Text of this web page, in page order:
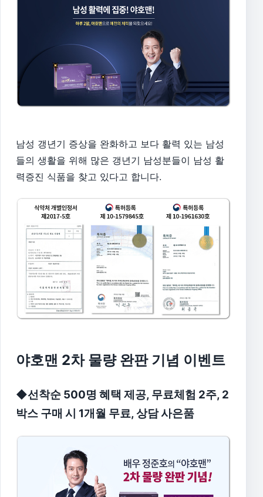
남성 갱년기 증상을 완화하고 보다 활력 있는 남성
들의 생활을 위해 많은 갱년기 남성분들이 남성 활
력증진 식품을 찾고 있다고 합니다.
야호맨 2차 물량 완판 기념 이벤트
◆선착순 500명 혜택 제공, 무료체험 2주, 2
박스 구매 시 1개월 무료, 상담 사은품